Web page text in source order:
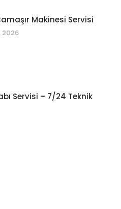
Makinesi Servisi
2026
Servisi – 7/24 Teknik